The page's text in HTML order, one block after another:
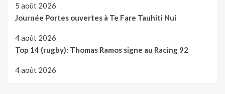
5 août 2026
Journée Portes ouvertes à Te Fare Tauhiti Nui
4 août 2026
Top 14 (rugby): Thomas Ramos signe au Racing 92
4 août 2026